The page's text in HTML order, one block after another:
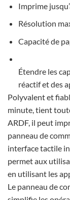
Imprime
Résolution
Capacité de
Étendre les
réactif et des
Polyvalent et
minute, tient
ARDF, il peut
panneau de
interface tactile
permet aux
en utilisant les
Le panneau de